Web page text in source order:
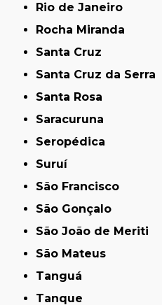
Rio de Janeiro
Rocha Miranda
Santa Cruz
Santa Cruz da Serra
Santa Rosa
Saracuruna
Seropédica
Suruí
São Francisco
São Gonçalo
São João de Meriti
São Mateus
Tanguá
Tanque